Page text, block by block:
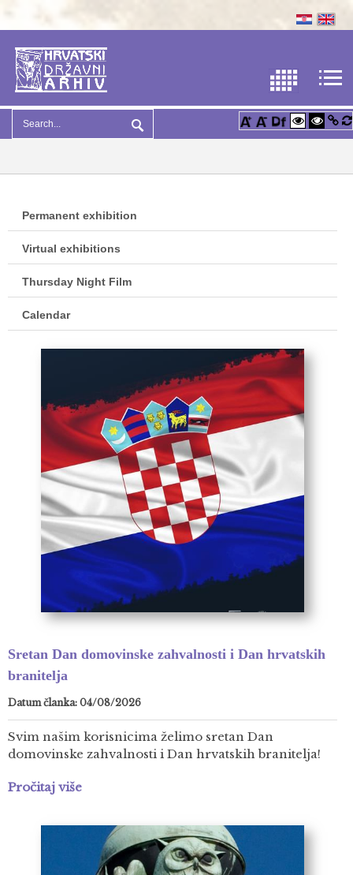
Permanent exhibition
Virtual exhibitions
Thursday Night Film
Calendar
Sretan Dan domovinske zahvalnosti i Dan hrvatskih
branitelja
Datum članka: 04/08/2026
Svim našim korisnicima želimo sretan Dan
domovinske zahvalnosti i Dan hrvatskih branitelja!
Pročitaj više